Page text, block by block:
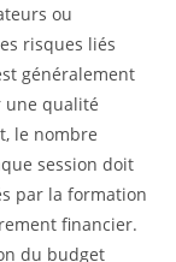
ou
risques liés
généralement
une qualité
le nombre
session doit
par la formation
financier.
du budget